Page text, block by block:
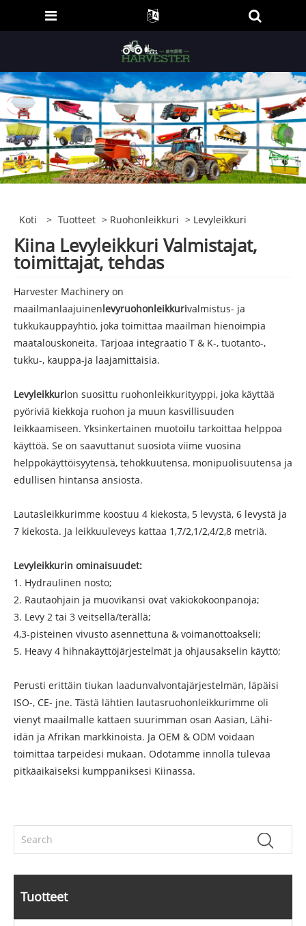
Koti > Tuotteet > Ruohonleikkuri > Levyleikkuri
Kiina Levyleikkuri Valmistajat,
toimittajat, tehdas
Harvester Machinery on
maailmanlaajuinenlevyruohonleikkurivalmistus- ja
tukkukauppayhtiö, joka toimittaa maailman hienoimpia
maatalouskoneita. Tarjoaa integraatio T & K-, tuotanto-,
tukku-, kauppa-ja laajamittaisia.
Levyleikkurion suosittu ruohonleikkurityyppi, joka käyttää
pyöriviä kiekkoja ruohon ja muun kasvillisuuden
leikkaamiseen. Yksinkertainen muotoilu tarkoittaa helppoa
käyttöä. Se on saavuttanut suosiota viime vuosina
helppokäyttöisyytensä, tehokkuutensa, monipuolisuutensa ja
edullisen hintansa ansiosta.
Lautasleikkurimme koostuu 4 kiekosta, 5 levystä, 6 levystä ja
7 kiekosta. Ja leikkuuleveys kattaa 1,7/2,1/2,4/2,8 metriä.
Levyleikkurin ominaisuudet:
1. Hydraulinen nosto;
2. Rautaohjain ja muovikansi ovat vakiokokoonpanoja;
3. Levy 2 tai 3 veitsellä/terällä;
4,3-pisteinen vivusto asennettuna & voimanottoakseli;
5. Heavy 4 hihnakäyttöjärjestelmät ja ohjausakselin käyttö;
Perusti erittäin tiukan laadunvalvontajärjestelmän, läpäisi
ISO-, CE- jne. Tästä lähtien lautasruohonleikkurimme oli
vienyt maailmalle kattaen suurimman osan Aasian, Lähi-
idän ja Afrikan markkinoista. Ja OEM & ODM voidaan
toimittaa tarpeidesi mukaan. Odotamme innolla tulevaa
pitkäaikaiseksi kumppaniksesi Kiinassa.
Tuotteet